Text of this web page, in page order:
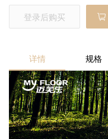
登录后购买
详情 规格